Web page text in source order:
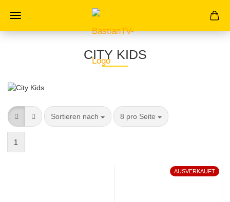
CITY KIDS
Sortieren nach 8 pro Seite
1
AUSVERKAUFT